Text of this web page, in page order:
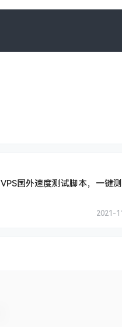
VPS国外速度测试脚本，一键
2021-